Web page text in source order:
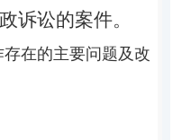
诉讼的案件。
在的主要问题及改